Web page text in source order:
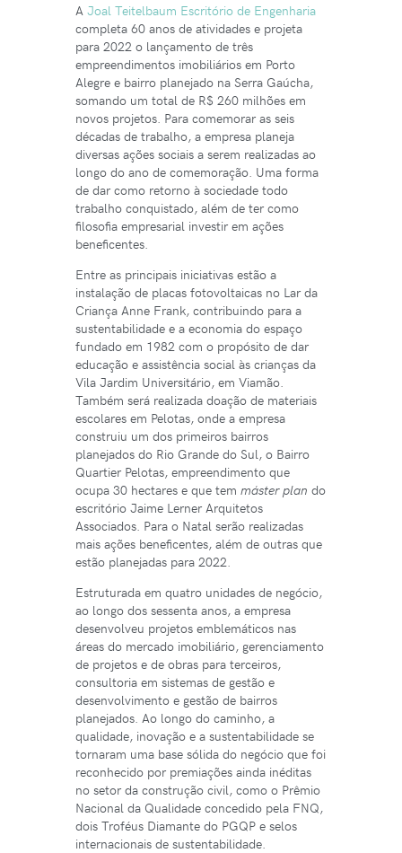
A Joal Teitelbaum Escritório de Engenharia
completa 60 anos de atividades e projeta
para 2022 o lançamento de três
empreendimentos imobiliários em Porto
Alegre e bairro planejado na Serra Gaúcha,
somando um total de R$ 260 milhões em
novos projetos. Para comemorar as seis
décadas de trabalho, a empresa planeja
diversas ações sociais a serem realizadas ao
longo do ano de comemoração. Uma forma
de dar como retorno à sociedade todo
trabalho conquistado, além de ter como
filosofia empresarial investir em ações
beneficentes.
Entre as principais iniciativas estão a
instalação de placas fotovoltaicas no Lar da
Criança Anne Frank, contribuindo para a
sustentabilidade e a economia do espaço
fundado em 1982 com o propósito de dar
educação e assistência social às crianças da
Vila Jardim Universitário, em Viamão.
Também será realizada doação de materiais
escolares em Pelotas, onde a empresa
construiu um dos primeiros bairros
planejados do Rio Grande do Sul, o Bairro
Quartier Pelotas, empreendimento que
ocupa 30 hectares e que tem máster plan do
escritório Jaime Lerner Arquitetos
Associados. Para o Natal serão realizadas
mais ações beneficentes, além de outras que
estão planejadas para 2022.
Estruturada em quatro unidades de negócio,
ao longo dos sessenta anos, a empresa
desenvolveu projetos emblemáticos nas
áreas do mercado imobiliário, gerenciamento
de projetos e de obras para terceiros,
consultoria em sistemas de gestão e
desenvolvimento e gestão de bairros
planejados. Ao longo do caminho, a
qualidade, inovação e a sustentabilidade se
tornaram uma base sólida do negócio que foi
reconhecido por premiações ainda inéditas
no setor da construção civil, como o Prêmio
Nacional da Qualidade concedido pela FNQ,
dois Troféus Diamante do PGQP e selos
internacionais de sustentabilidade.